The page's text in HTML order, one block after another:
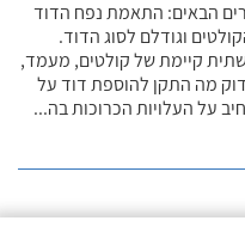
הבאים: התאמת נפח הדוד
וגודלם לסוג הדוד.
קיימת של קולטים, מעמד,
מה התקן להוספת דוד על
על העלויות הכרוכות בה...